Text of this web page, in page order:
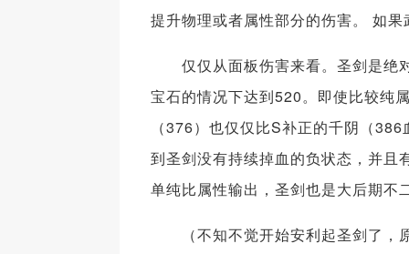
提升物理或者属性部分的伤害。 如
仅仅从面板伤害来看。圣剑是绝
宝石的情况下达到520。即使比较纯
（376）也仅仅比S补正的千阴（
到圣剑没有持续掉血的负状态，并且
单纯比属性输出，圣剑也是大后期不
（不知不觉开始安利起圣剑了，